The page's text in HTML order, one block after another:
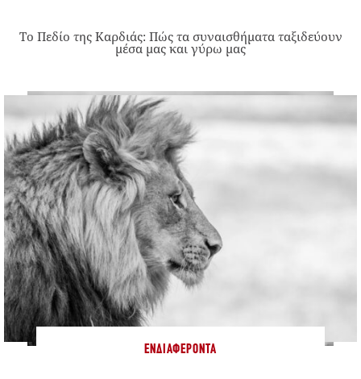
Το Πεδίο της Καρδιάς: Πώς τα συναισθήματα ταξιδεύουν
μέσα μας και γύρω μας
ΕΝΔΙΑΦΈΡΟΝΤΑ